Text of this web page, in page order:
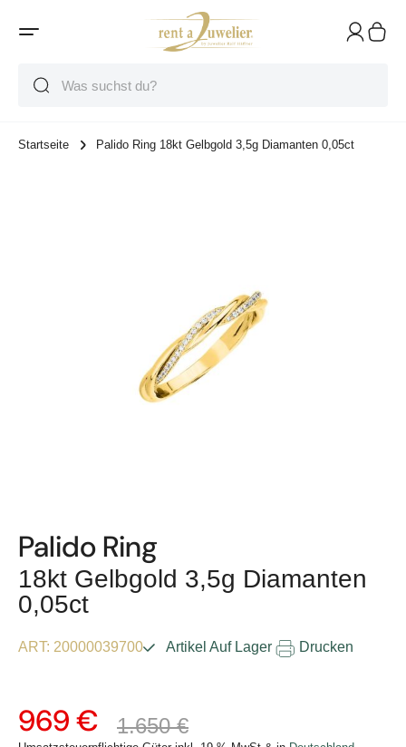
Startseite Palido Ring 18kt Gelbgold 3,5g Diamanten 0,05ct
Palido Ring
18kt Gelbgold 3,5g Diamanten
0,05ct
ART: 20000039700 Artikel Auf Lager Drucken
1.650 €
969 €